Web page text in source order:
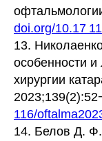
doi.org/10.17
13.
особенности
хирургии
116/
14. Белов Д.